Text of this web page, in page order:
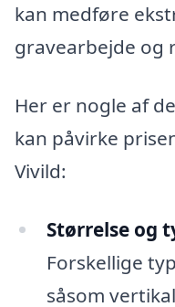
kan medføre
gravearbejde og
Her er nogle af
kan påvirke
Vivild:
Størrelse og
Forskellige
såsom